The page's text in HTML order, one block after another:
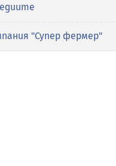
"Супер фермер"